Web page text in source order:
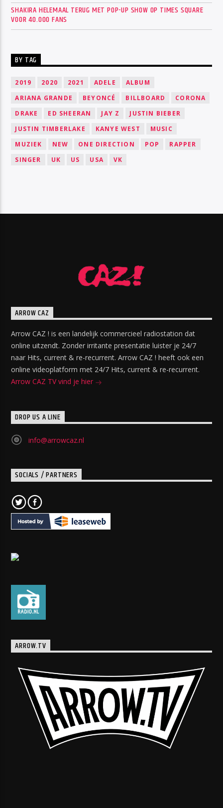
SHAKIRA HELEMAAL TERUG MET POP-UP SHOW OP TIMES SQUARE
VOOR 40.000 FANS
BY TAG
2019 2020 2021 ADELE
ALBUM
ARIANA GRANDE
BEYONCÉ BILLBOARD
CORONA
DRAKE
ED SHEERAN JAY Z
JUSTIN BIEBER
JUSTIN TIMBERLAKE
KANYE WEST
MUSIC
MUZIEK
NEW ONE DIRECTION POP
RAPPER
SINGER
UK US USA VK
ARROW CAZ
Arrow CAZ ! is een landelijk commercieel radiostation dat
online uitzendt. Zonder irritante presentatie luister je 24/7
naar Hits, current & re-recurrent. Arrow CAZ ! heeft ook een
online videoplatform met 24/7 Hits, current & re-recurrent.
Arrow CAZ TV vind je hier
DROP US A LINE
info@arrowcaz.nl
SOCIALS / PARTNERS
ARROW.TV